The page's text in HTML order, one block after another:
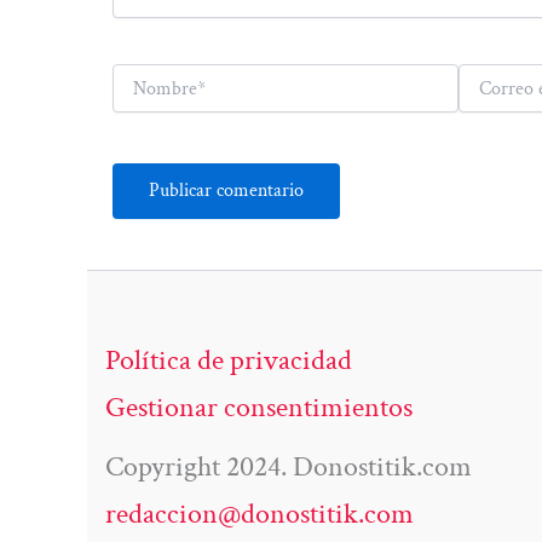
Nombre*
Correo
electrónico*
Política de privacidad
Gestionar consentimientos
Copyright 2024. Donostitik.com
redaccion@donostitik.com